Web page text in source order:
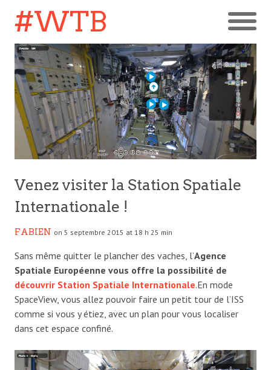
#WTB
Venez visiter la Station Spatiale
Internationale !
FABIEN on 5 septembre 2015 at 18 h 25 min
Sans même quitter le plancher des vaches, l’Agence
Spatiale Européenne vous offre la possibilité de
découvrir Station Spatiale Internationale.En mode
SpaceView, vous allez pouvoir faire un petit tour de l’ISS
comme si vous y étiez, avec un plan pour vous localiser
dans cet espace confiné.